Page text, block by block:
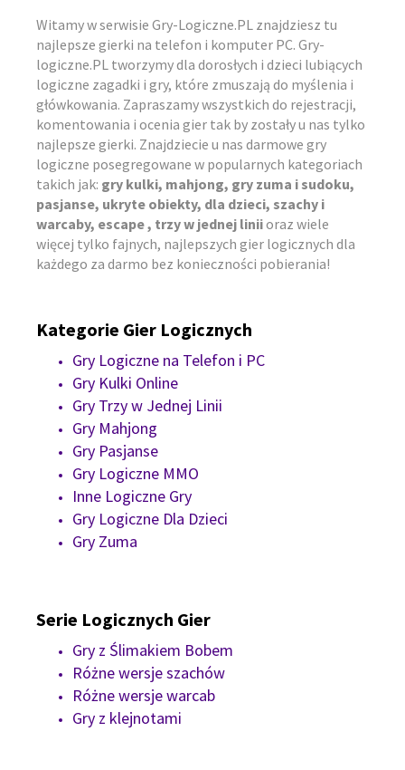
Witamy w serwisie Gry-Logiczne.PL znajdziesz tu
najlepsze gierki na telefon i komputer PC. Gry-
logiczne.PL tworzymy dla dorosłych i dzieci lubiących
logiczne zagadki i gry, które zmuszają do myślenia i
główkowania. Zapraszamy wszystkich do rejestracji,
komentowania i ocenia gier tak by zostały u nas tylko
najlepsze gierki. Znajdziecie u nas darmowe gry
logiczne posegregowane w popularnych kategoriach
takich jak: gry kulki, mahjong, gry zuma i sudoku,
pasjanse, ukryte obiekty, dla dzieci, szachy i
warcaby, escape , trzy w jednej liniioraz wiele
więcej tylko fajnych, najlepszych gier logicznych dla
każdego za darmo bez konieczności pobierania!
Kategorie Gier Logicznych
Gry Logiczne na Telefon i PC
Gry Kulki Online
Gry Trzy w Jednej Linii
Gry Mahjong
Gry Pasjanse
Gry Logiczne MMO
Inne Logiczne Gry
Gry Logiczne Dla Dzieci
Gry Zuma
Serie Logicznych Gier
Gry z Ślimakiem Bobem
Różne wersje szachów
Różne wersje warcab
Gry z klejnotami